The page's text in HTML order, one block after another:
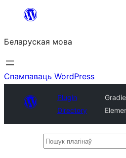
Перайсці
змесціва
Беларуская мова
Спампаваць WordPress
Plugin
Directory
Пошук